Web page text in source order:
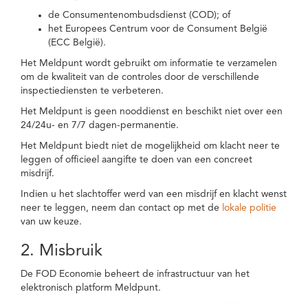
de Consumentenombudsdienst (COD); of
het Europees Centrum voor de Consument België
(ECC België).
Het Meldpunt wordt gebruikt om informatie te verzamelen
om de kwaliteit van de controles door de verschillende
inspectiediensten te verbeteren.
Het Meldpunt is geen nooddienst en beschikt niet over een
24/24u- en 7/7 dagen-permanentie.
Het Meldpunt biedt niet de mogelijkheid om klacht neer te
leggen of officieel aangifte te doen van een concreet
misdrijf.
Indien u het slachtoffer werd van een misdrijf en klacht wenst
neer te leggen, neem dan contact op met de lokale politie
van uw keuze.
2. Misbruik
De FOD Economie beheert de infrastructuur van het
elektronisch platform Meldpunt.